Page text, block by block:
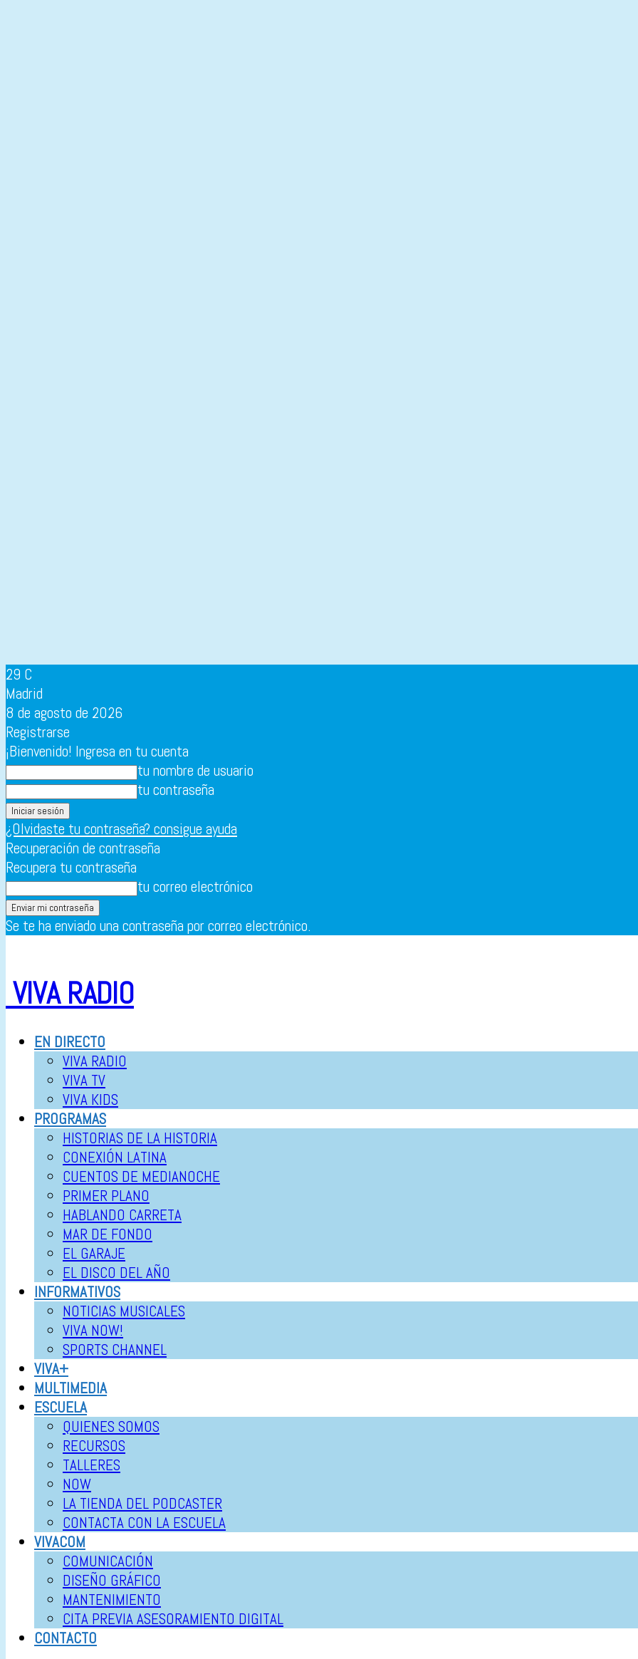
29 C
Madrid
8 de agosto de 2026
Registrarse
¡Bienvenido! Ingresa en tu cuenta
tu nombre de usuario
tu contraseña
¿Olvidaste tu contraseña? consigue ayuda
Recuperación de contraseña
Recupera tu contraseña
tu correo electrónico
Se te ha enviado una contraseña por correo electrónico.
VIVA RADIO
EN DIRECTO
VIVA RADIO
VIVA TV
VIVA KIDS
PROGRAMAS
HISTORIAS DE LA HISTORIA
CONEXIÓN LATINA
CUENTOS DE MEDIANOCHE
PRIMER PLANO
HABLANDO CARRETA
MAR DE FONDO
EL GARAJE
EL DISCO DEL AÑO
INFORMATIVOS
NOTICIAS MUSICALES
VIVA NOW!
SPORTS CHANNEL
VIVA+
MULTIMEDIA
ESCUELA
QUIENES SOMOS
RECURSOS
TALLERES
NOW
LA TIENDA DEL PODCASTER
CONTACTA CON LA ESCUELA
VIVACOM
COMUNICACIÓN
DISEÑO GRÁFICO
MANTENIMIENTO
CITA PREVIA ASESORAMIENTO DIGITAL
CONTACTO